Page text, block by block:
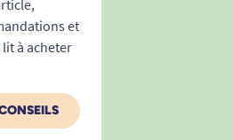
spécialisé en lits
une gamme de produits
les plus exigeantes de la
et reçoivent le
gamme de produits
et
à acheter